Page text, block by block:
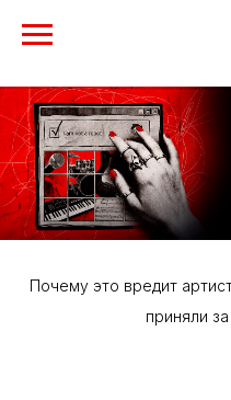
Почему это вредит
приняли